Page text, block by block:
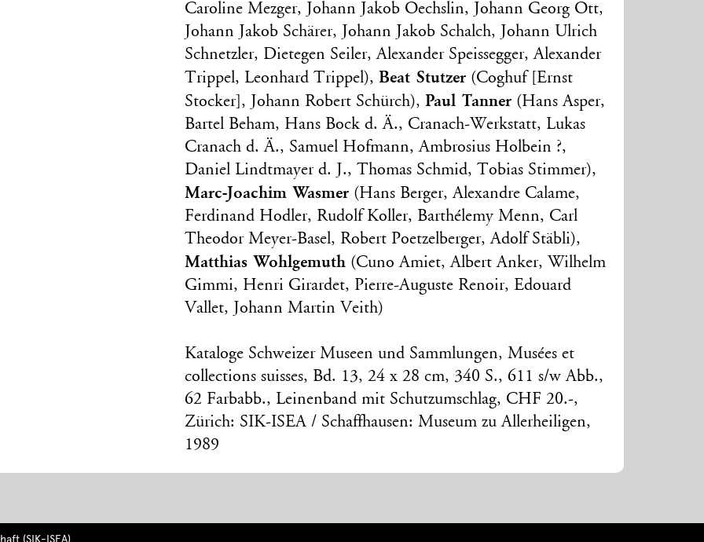
Caroline Mezger, Johann Jakob Oechslin, Johann Georg Ott,
Johann Jakob Schärer, Johann Jakob Schalch, Johann Ulrich
Schnetzler, Dietegen Seiler, Alexander Speissegger, Alexander
Trippel, Leonhard Trippel),Beat Stutzer (Coghuf [Ernst
Stocker], Johann Robert Schürch),Paul Tanner (Hans Asper,
Bartel Beham, Hans Bock d. Ä., Cranach-Werkstatt, Lukas
Cranach d. Ä., Samuel Hofmann, Ambrosius Holbein ?,
Daniel Lindtmayer d. J., Thomas Schmid, Tobias Stimmer),
Marc-Joachim Wasmer (Hans Berger, Alexandre Calame,
Ferdinand Hodler, Rudolf Koller, Barthélemy Menn, Carl
Theodor Meyer-Basel, Robert Poetzelberger, Adolf Stäbli),
Matthias Wohlgemuth (Cuno Amiet, Albert Anker, Wilhelm
Gimmi, Henri Girardet, Pierre-Auguste Renoir, Edouard
Vallet, Johann Martin Veith)
Kataloge Schweizer Museen und Sammlungen, Musées et
collections suisses, Bd. 13, 24 x 28 cm, 340 S., 611 s/w Abb.,
62 Farbabb., Leinenband mit Schutzumschlag, CHF 20.-,
Zürich: SIK-ISEA / Schaffhausen: Museum zu Allerheiligen,
1989